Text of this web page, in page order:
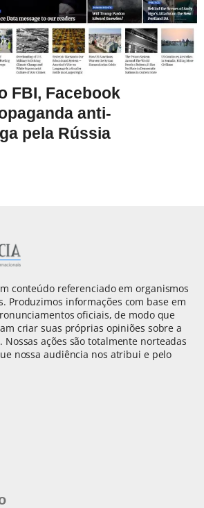
FBI, Facebook
anti-
pela Rússia
conteúdo referenciado em organismos
Produzimos informações com base em
oficiais, de modo que
criar suas próprias opiniões sobre a
ações são totalmente norteadas
nossa audiência nos atribui e pelo